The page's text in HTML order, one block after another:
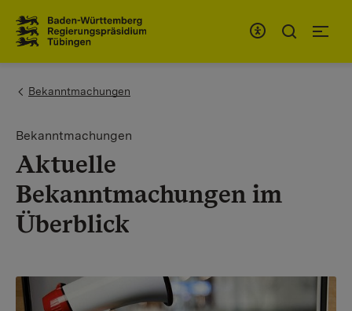
You are here:
Bekanntmachungen
Bekanntmachungen
Aktuelle
Bekanntmachungen im
Überblick